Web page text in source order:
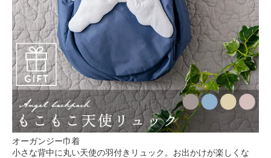
オーガンジー巾着
小さな背中に丸い天使の羽付きリュック。お出かけが楽しくな